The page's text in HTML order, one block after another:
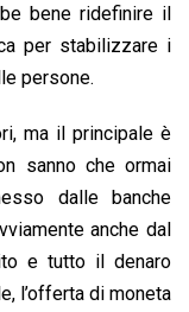
bene ridefinire il
per stabilizzare i
persone.
ma il principale è
sanno che ormai
dalle banche
anche dal
e tutto il denaro
l’offerta di moneta